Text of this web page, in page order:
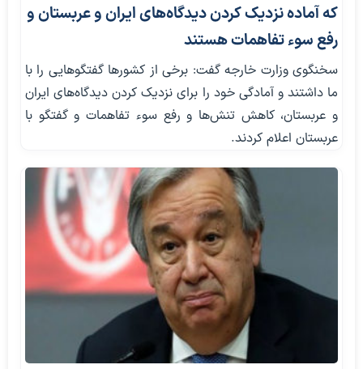
که آماده نزدیک کردن دیدگاه‌های ایران و عربستان و
رفع سوء تفاهمات هستند
سخنگوی وزارت خارجه گفت: برخی از کشورها گفتگوهایی را با
ما داشتند و آمادگی خود را برای نزدیک کردن دیدگاه‌های ایران
و عربستان، کاهش تنش‌ها و رفع سوء تفاهمات و گفتگو با
عربستان اعلام کردند.